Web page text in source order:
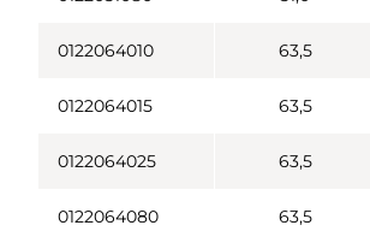
0122064010 63,5
0122064015 63,5
0122064025 63,5
0122064080 63,5